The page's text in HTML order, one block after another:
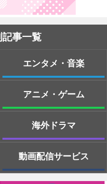
記事一覧
エンタメ・音楽
アニメ・ゲーム
海外ドラマ
動画配信サービス